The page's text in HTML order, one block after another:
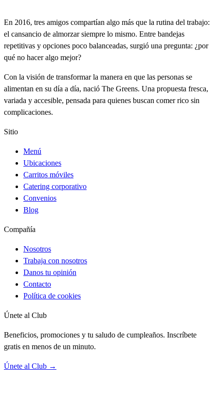
En 2016, tres amigos compartían algo más que la rutina del trabajo:
el cansancio de almorzar siempre lo mismo. Entre bandejas
repetitivas y opciones poco balanceadas, surgió una pregunta: ¿por
qué no hacer algo mejor?
Con la visión de transformar la manera en que las personas se
alimentan en su día a día, nació The Greens. Una propuesta fresca,
variada y accesible, pensada para quienes buscan comer rico sin
complicaciones.
Sitio
Menú
Ubicaciones
Carritos móviles
Catering corporativo
Convenios
Blog
Compañía
Nosotros
Trabaja con nosotros
Danos tu opinión
Contacto
Política de cookies
Únete al Club
Beneficios, promociones y tu saludo de cumpleaños. Inscríbete
gratis en menos de un minuto.
Únete al Club →